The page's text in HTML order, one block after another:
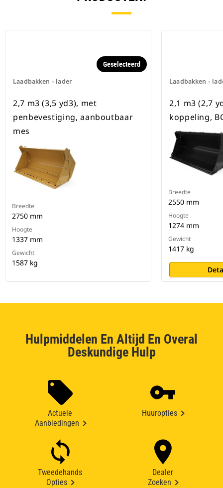
Laadbakken - lader
Geselecteerd
2,7 m3 (3,5 yd3), met
penbevestiging, aanboutbaar
mes
Breedte
2750 mm
Hoogte
1337 mm
Gewicht
1587 kg
Laadbakken -
2,1 m3 (2,7
koppeling,
Breedte
2550 mm
Hoogte
1274 mm
Gewicht
1417 kg
Hulpmiddelen En Altijd En Overal
Deskundige Hulp
Actuele
Aanbiedingen
Huuropties
Tweedehands
Opties
Dealer
Zoeken